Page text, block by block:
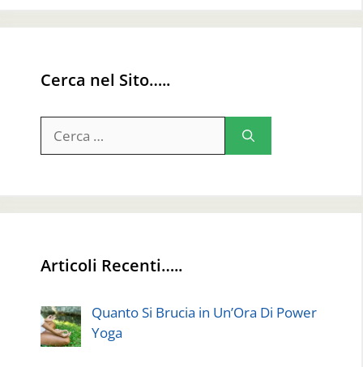
Cerca nel Sito…..
per:
Articoli Recenti…..
Quanto Si Brucia in Un’Ora Di Power
Yoga